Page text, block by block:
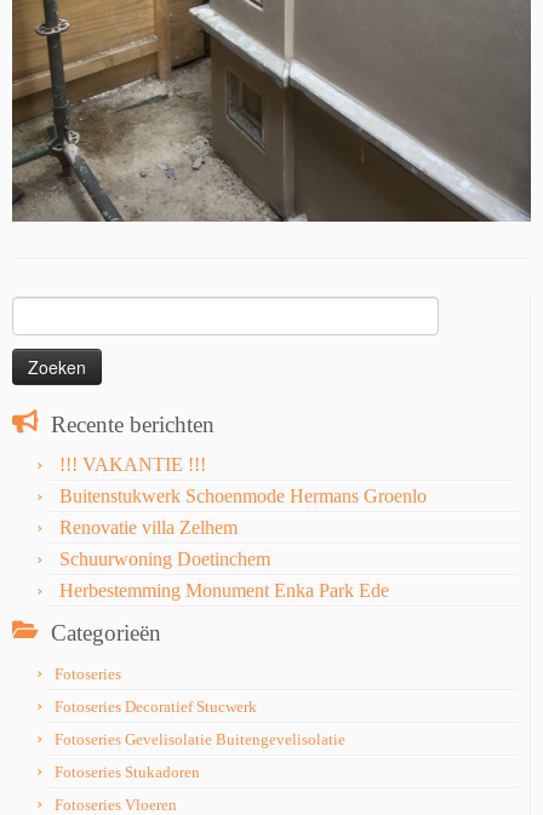
naar:
Recente berichten
!!! VAKANTIE !!!
Buitenstukwerk Schoenmode Hermans Groenlo
Renovatie villa Zelhem
Schuurwoning Doetinchem
Herbestemming Monument Enka Park Ede
Categorieën
Fotoseries
Fotoseries Decoratief Stucwerk
Fotoseries Gevelisolatie Buitengevelisolatie
Fotoseries Stukadoren
Fotoseries Vloeren